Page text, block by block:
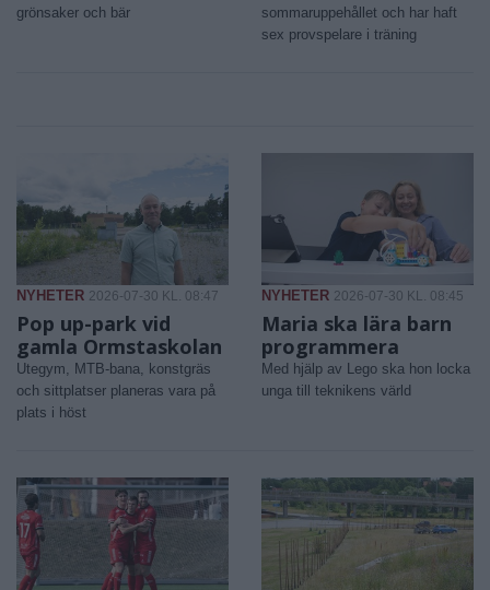
grönsaker och bär
sommaruppehållet och har haft
sex provspelare i träning
NYHETER 2026-07-30 KL. 08:47
Pop up-park vid
gamla Ormstaskolan
Utegym, MTB-bana, konstgräs
och sittplatser planeras vara på
plats i höst
NYHETER 2026-07-30 KL. 08:45
Maria ska lära barn
programmera
Med hjälp av Lego ska hon locka
unga till teknikens värld